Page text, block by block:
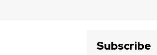
Subscribe